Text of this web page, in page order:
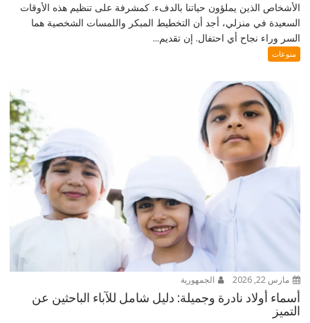
الأشخاص الذين يملؤون حياتنا بالدفء. كمشرفة على تنظيم هذه الأوقات
السعيدة في منزلي، أجد أن التخطيط المبكر واللمسات الشخصية هما
السر وراء نجاح أي احتفال. إن تقديم...
منوعات
مارس 22, 2026 الجمهورية
أسماء أولاد نادرة وجميلة: دليل شامل للآباء الباحثين عن
التميز